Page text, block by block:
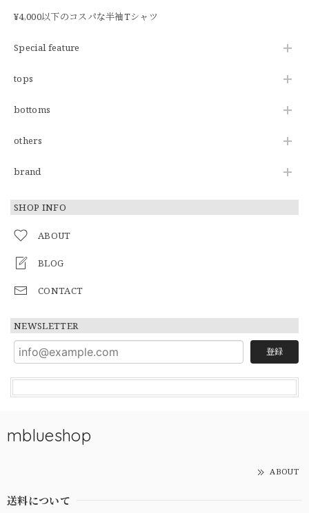
¥4,000以下のコスパな半袖Tシャツ
Special feature
tops
bottoms
others
brand
SHOP INFO
ABOUT
BLOG
CONTACT
NEWSLETTER
登録
mblueshop
ABOUT
送料について